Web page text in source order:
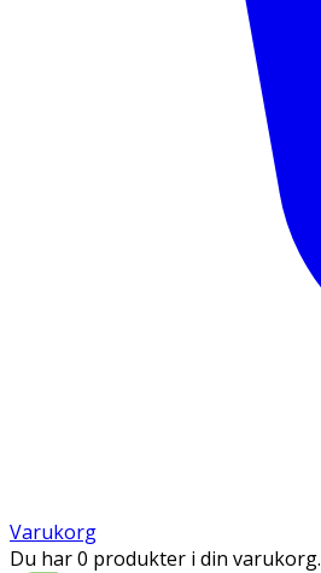
Varukorg
Du har 0 produkter i din varukorg.